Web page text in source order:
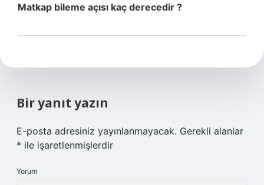
Matkap bileme açısı kaç derecedir ?
Bir yanıt yazın
E-posta adresiniz yayınlanmayacak. Gerekli alanlar
* ile işaretlenmişlerdir
Yorum